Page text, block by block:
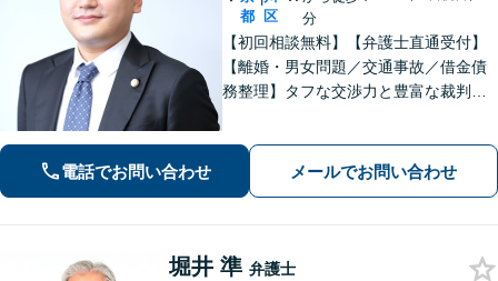
都
区
分
【初回相談無料】【弁護士直通受付】
【離婚・男女問題／交通事故／借金債
務整理】タフな交渉力と豊富な裁判の
スを提供します。【大井町駅徒歩2分】
電話でお問い合わせ メールでお問い合わせ
堀井 準 弁護士